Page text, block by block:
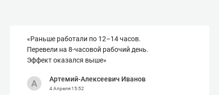
«Раньше работали по 12–14 часов.
Перевели на 8-часовой рабочий день.
Эффект оказался выше»
Артемий-Алексеевич Иванов
4 Апреля15:52